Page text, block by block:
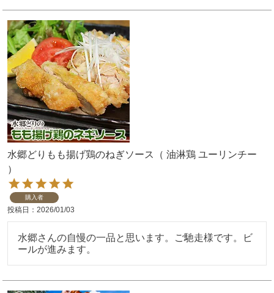
水郷どりもも揚げ鶏のねぎソース（ 油淋鶏 ユーリンチー
）
購入者
投稿日 2026/01/03
水郷さんの自慢の一品と思います。ご馳走様です。ビ
ールが進みます。